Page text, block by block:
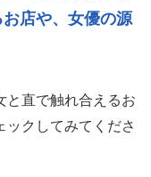
店や、女優の源
と直で触れ合えるお
ックしてみてくださ